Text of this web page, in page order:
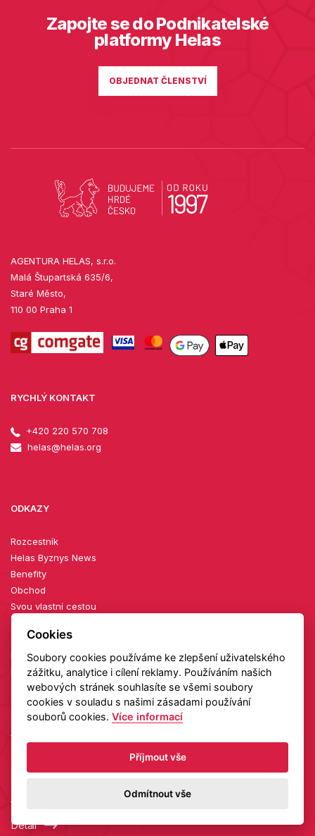
Zapojte se do Podnikatelské
platformy Helas
OBJEDNAT ČLENSTVÍ
AGENTURA HELAS, s.r.o.
Malá Štupartská 635/6,
Staré Město,
110 00 Praha 1
RYCHLÝ KONTAKT
+420 220 570 708
helas@helas.org
ODKAZY
Rozcestník
Helas Byznys News
Benefity
Obchod
Svou vlastní cestou
Obchodní podmínky
Zásady ochrany osobních údajů
Horizont point
Nejlepší české firmy
AKTUÁLNÍ KONFERENCE
Diamanty zblízka: setkání v showroomu TIAMI
Detail
Cookies
Soubory cookies používáme ke zlepšení uživatelského
zážitku, analytice i cílení reklamy. Používáním našich
webových stránek souhlasíte se všemi soubory
cookies v souladu s našimi zásadami používání
souborů cookies.Více informací
Příjmout vše
Odmítnout vše